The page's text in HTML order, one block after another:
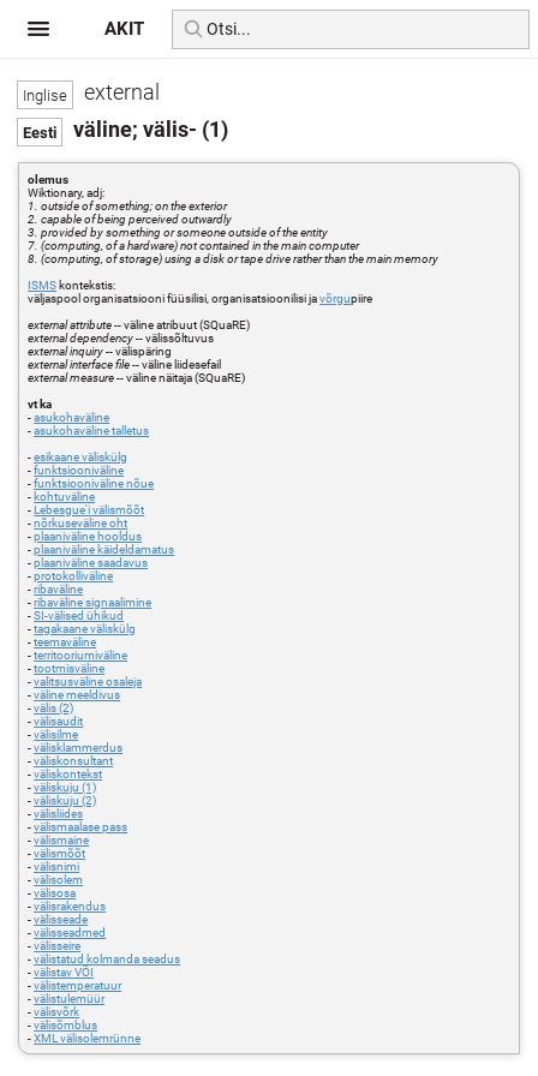
external
väline; välis- (1)
olemus
Wiktionary, adj:
1. outside of something; on the exterior
2. capable of being perceived outwardly
3. provided by something or someone outside of the entity
7. (computing, of a hardware) not contained in the main computer
8. (computing, of storage) using a disk or tape drive rather than the main memory
ISMS kontekstis:
väljaspool organisatsiooni füüsilisi, organisatsioonilisi javõrgupiire
external attribute-- väline atribuut (SQuaRE)
external dependency-- välissõltuvus
external inquiry-- välispäring
external interface file-- väline liidesefail
external measure-- väline näitaja (SQuaRE)
vt ka
-asukohaväline
-asukohaväline talletus
-esikaane väliskülg
-funktsiooniväline
-funktsiooniväline nõue
- kohtuväline
-Lebesgue'i välismõõt
-nõrkuseväline oht
-plaaniväline hooldus
-plaaniväline käideldamatus
-plaaniväline saadavus
-protokolliväline
-ribaväline
-ribaväline signaalimine
-SI-välised ühikud
-tagakaane väliskülg
-teemaväline
-territooriumiväline
-tootmisväline
-valitsusväline osaleja
-väline meeldivus
-välis (2)
-välisaudit
-välisilme
-välisklammerdus
-väliskonsultant
-väliskontekst
-väliskuju (1)
-väliskuju (2)
-välisliides
-välismaalase pass
-välismaine
-välismõõt
-välisnimi
-välisolem
-välisosa
-välisrakendus
-välisseade
-välisseadmed
-välisseire
-välistatud kolmanda seadus
-välistav VÕI
-välistemperatuur
-välistulemüür
-välisvõrk
-välisõmblus
-XML välisolemrünne
AKIT